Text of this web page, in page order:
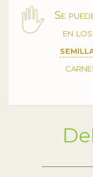
Se
en